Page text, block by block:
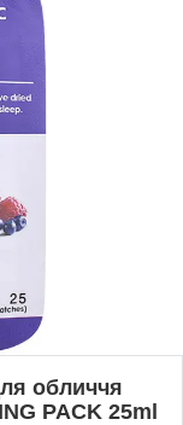
обличчя
PACK 25ml